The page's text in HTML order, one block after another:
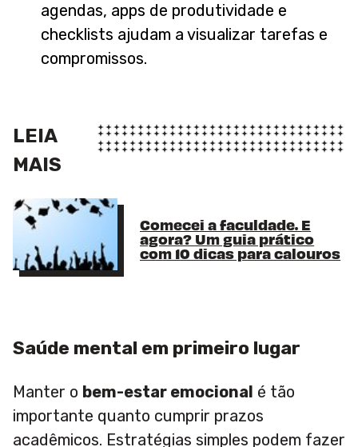
agendas, apps de produtividade e
checklists ajudam a visualizar tarefas e
compromissos.
LEIA
MAIS
Comecei a faculdade. E
agora? Um guia prático
com 10 dicas para calouros
Saúde mental em primeiro lugar
Manter o bem-estar emocional é tão
importante quanto cumprir prazos
acadêmicos. Estratégias simples podem fazer